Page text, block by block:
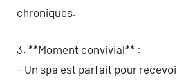
chroniques.
3. **Moment convivial** :
– Un spa est parfait pour